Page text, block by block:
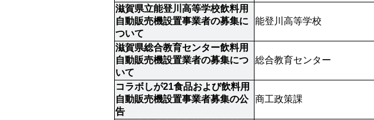
滋賀県立能登川高等学校飲料用
自動販売機設置事業者の募集に
ついて
能登川高等学校
滋賀県総合教育センター飲料用
自動販売機設置業者の募集につ
いて
総合教育センター
コラボしが21食品および飲料用
自動販売機設置事業者募集の公
告
商工政策課